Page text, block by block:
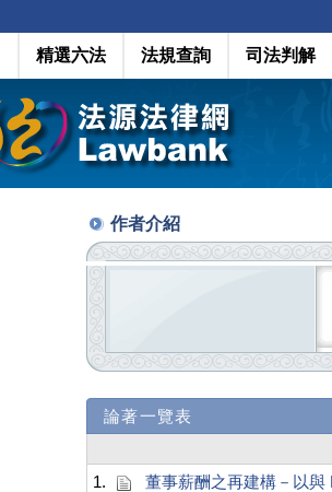
精選六法 法規查詢 司法判解
作者介紹
論著一覽表
1.
董事薪酬之再建構－以與